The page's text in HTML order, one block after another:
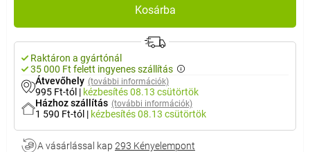
Kosárba
Raktáron a gyártónál
35 000 Ft felett ingyenes szállítás
Átvevőhely (további információk)
995 Ft-tól | kézbesítés08.13 csütörtök
Házhoz szállítás (további információk)
1 590 Ft-tól | kézbesítés08.13 csütörtök
A vásárlással kap 293 Kényelempont